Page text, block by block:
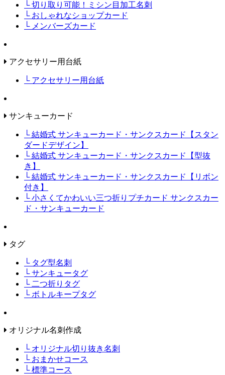
└ 切り取り可能！ミシン目加工名刺
└ おしゃれなショップカード
└ メンバーズカード
アクセサリー用台紙
└ アクセサリー用台紙
サンキューカード
└ 結婚式 サンキューカード・サンクスカード【スタン
ダードデザイン】
└ 結婚式 サンキューカード・サンクスカード【型抜
き】
└ 結婚式 サンキューカード・サンクスカード【リボン
付き】
└ 小さくてかわいい三つ折りプチカード サンクスカー
ド・サンキューカード
タグ
└ タグ型名刺
└ サンキュータグ
└ 二つ折りタグ
└ ボトルキープタグ
オリジナル名刺作成
└ オリジナル切り抜き名刺
└ おまかせコース
└ 標準コース